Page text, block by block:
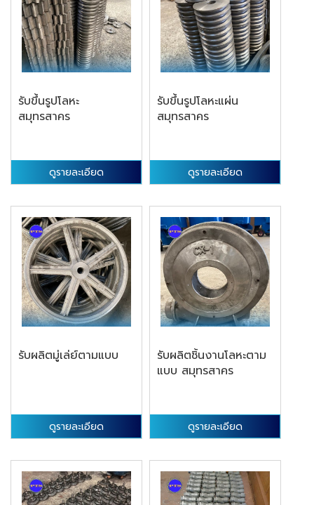
รับขึ้นรูปโลหะ
สมุทรสาคร
ดูรายละเอียด
รับขึ้นรูปโลหะแผ่น
สมุทรสาคร
ดูรายละเอียด
รับผลิตมู่เล่ย์ตามแบบ
ดูรายละเอียด
รับผลิตชิ้นงานโลหะตาม
แบบ สมุทรสาคร
ดูรายละเอียด